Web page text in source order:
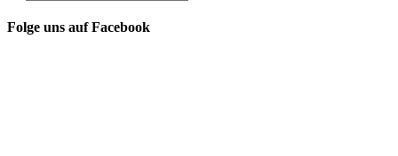
Folge uns auf Facebook